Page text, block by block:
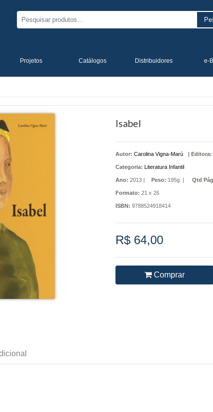
Projetos Catálogos Distribuidores e-
Isabel
Autor: Carolina Vigna-Marú | Editora:
Categoria: Literatura Infantil
Ano: 2013 | Peso: 195g. | Qtd
Formato: 21 x 26
ISBN: 9788524918414
R$ 64,00
Comprar